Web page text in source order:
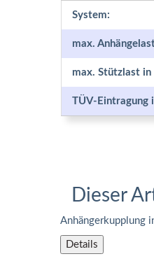
System:
max.
max. Stützlast in
TÜV-Eintragung
Dieser
Anhängerkupplung
Details